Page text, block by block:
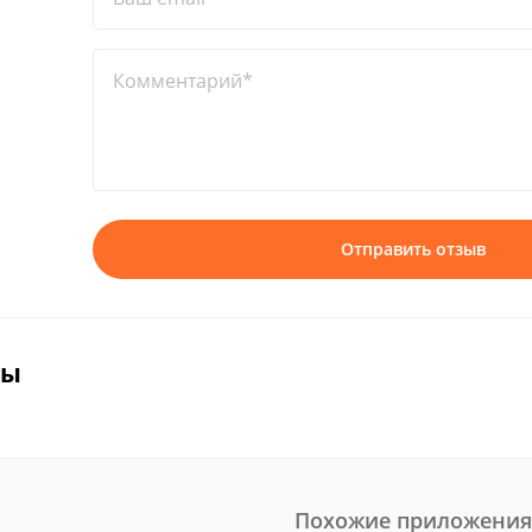
Комментарий*
Отправить отзыв
Похожие приложения